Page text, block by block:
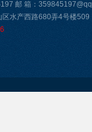
邮 箱：
区水产西路680弄4号楼509